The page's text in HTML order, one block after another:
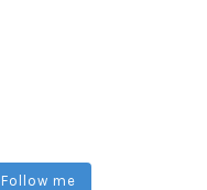
Follow me